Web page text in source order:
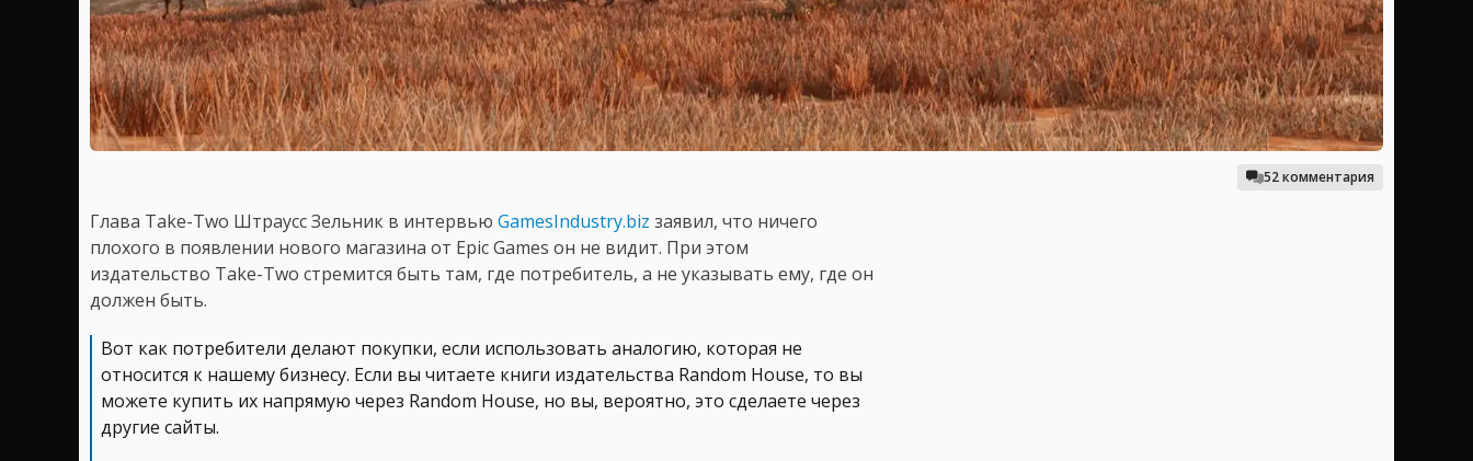
52 комментария
Глава Take-Two Штраусс Зельник в интервью GamesIndustry.biz заявил, что ничего
плохого в появлении нового магазина от Epic Games он не видит. При этом
издательство Take-Two стремится быть там, где потребитель, а не указывать ему, где он
должен быть.
Вот как потребители делают покупки, если использовать аналогию, которая не
относится к нашему бизнесу. Если вы читаете книги издательства Random House, то вы
можете купить их напрямую через Random House, но вы, вероятно, это сделаете через
другие сайты.